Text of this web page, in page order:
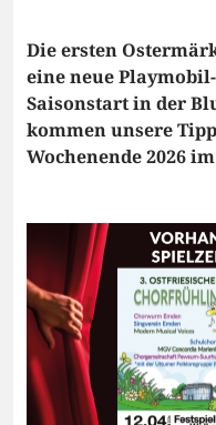
Die ersten
eine neue
Saisonstart in der
kommen unsere
Wochenende 2026